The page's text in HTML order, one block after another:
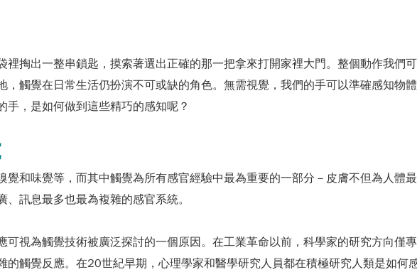
裡掏出一整串鎖匙，摸索著選出正確的那一把拿來打開家裡大門。整個動作我們
，觸覺在日常生活仍扮演不可或缺的角色。無需視覺，我們的手可以準確感知物
手，是如何做到這些精巧的感知呢？
覺和味覺等，而其中觸覺為所有感官經驗中最為重要的一部分－皮膚不但為人體
訊息最多也最為複雜的感官系統。
可視為觸覺技術被廣泛探討的一個原因。在工業革命以前，科學家的研究方向僅
的觸覺反應。在20世紀早期，心理學家和醫學研究人員都在積極研究人類是如何